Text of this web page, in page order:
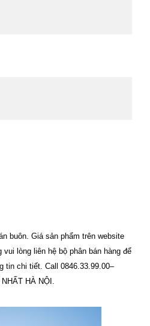
buôn. Giá sản phẩm trên website
vui lòng liên hệ bộ phân bán hàng để
tin chi tiết. Call 0846.33.99.00–
HÀ NỘI.